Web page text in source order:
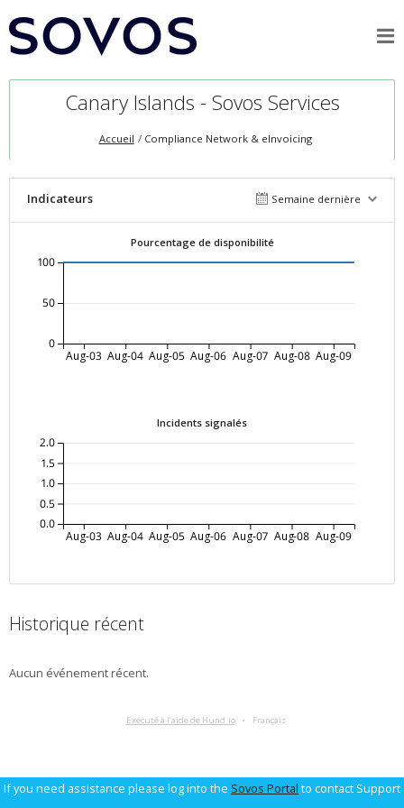
Canary Islands - Sovos Services
Accueil Compliance Network & eInvoicing
Indicateurs Semaine dernière
Pourcentage de disponibilité
Aug-03 Aug-04 Aug-05 Aug-06 Aug-07 Aug-08 Aug-09
0
50
100
Incidents signalés
Aug-03 Aug-04 Aug-05 Aug-06 Aug-07 Aug-08 Aug-09
0.0
0.5
1.0
1.5
2.0
Historique récent
Aucun événement récent.
Exécuté à l’aide de Hund.io Français
If you need assistance please log into the Sovos Portal to contact Support